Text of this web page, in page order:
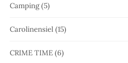
Camping(5)
Carolinensiel (15)
CRIME TIME (6)